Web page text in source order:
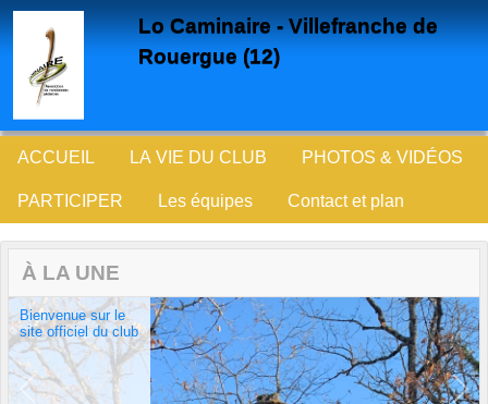
Lo Caminaire - Villefranche de
Rouergue (12)
ACCUEIL LA VIE DU CLUB PHOTOS & VIDÉOS
PARTICIPER Les équipes Contact et plan
À LA UNE
Bienvenue sur le
site officiel du club
Previous Next
Panneau de gestion des cookies